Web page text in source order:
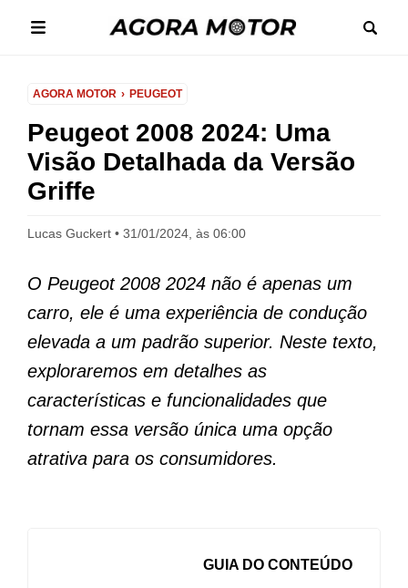
AGORA MOTOR PEUGEOT
Peugeot 2008 2024: Uma
Visão Detalhada da Versão
Griffe
Lucas Guckert 31/01/2024, às 06:00
O Peugeot 2008 2024 não é apenas um
carro, ele é uma experiência de condução
elevada a um padrão superior. Neste texto,
exploraremos em detalhes as
características e funcionalidades que
tornam essa versão única uma opção
atrativa para os consumidores.
GUIA DO CONTEÚDO